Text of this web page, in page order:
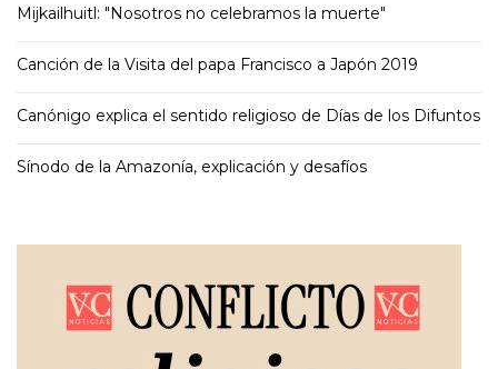
Mijkailhuitl: "Nosotros no celebramos la muerte"
Canción de la Visita del papa Francisco a Japón 2019
Canónigo explica el sentido religioso de Días de los Difuntos
Sínodo de la Amazonía, explicación y desafíos